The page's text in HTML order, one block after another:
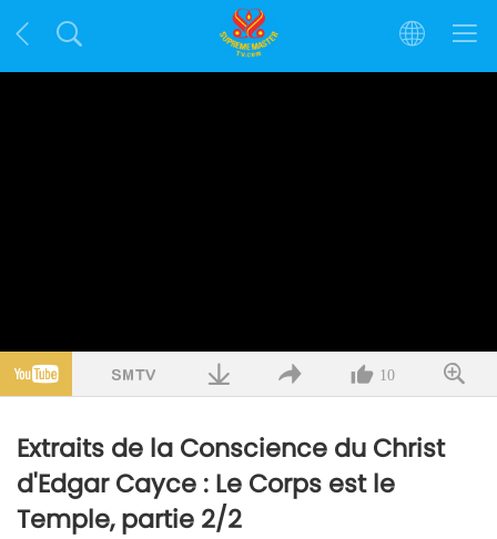
10
Extraits de la Conscience du Christ
d'Edgar Cayce : Le Corps est le
Temple, partie 2/2